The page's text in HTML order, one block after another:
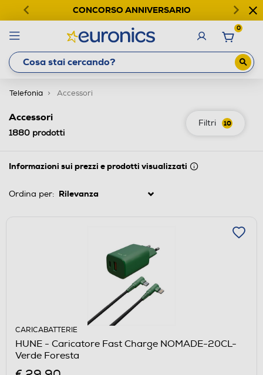
CONCORSO ANNIVERSARIO
0
Telefonia Accessori
Filtri 10
Accessori
1880 prodotti
Informazioni sui prezzi e prodotti visualizzati
Ordina per:
CARICABATTERIE
HUNE - Caricatore Fast Charge NOMADE-20CL-
Verde Foresta